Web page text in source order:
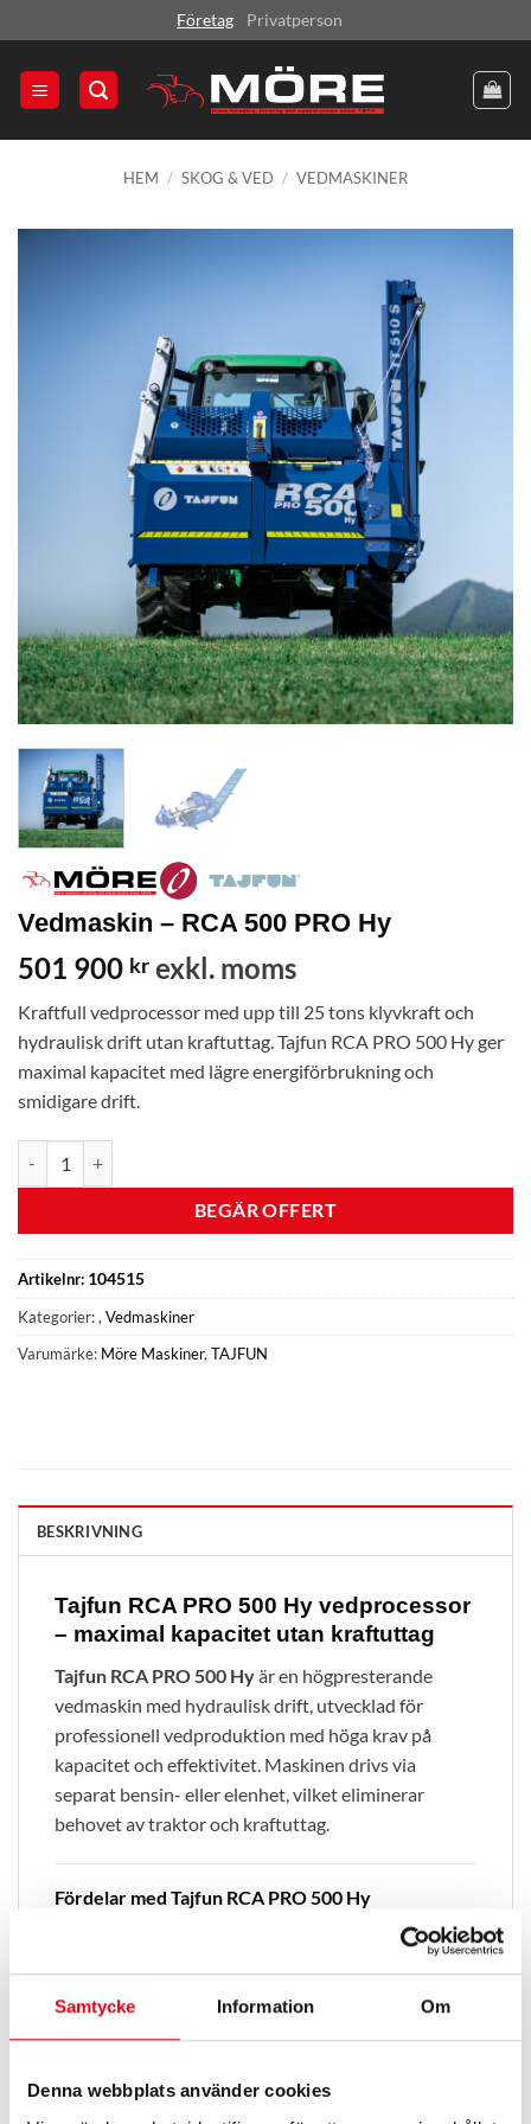
Samtycke Information Om
Denna webbplats använder cookies
to
content
Företag Privatperson
HEM / SKOG & VED / VEDMASKINER
Vedmaskin – RCA 500 PRO Hy
501 900 kr exkl. moms
Kraftfull vedprocessor med upp till 25 tons klyvkraft och
hydraulisk drift utan kraftuttag. Tajfun RCA PRO 500 Hy ger
maximal kapacitet med lägre energiförbrukning och
smidigare drift.
Vedmaskin - RCA 500 PRO Hy mängd
BEGÄR OFFERT
Artikelnr: 104515
Kategorier:, Vedmaskiner
Varumärke: Möre Maskiner, TAJFUN
BESKRIVNING
Tajfun RCA PRO 500 Hy vedprocessor
– maximal kapacitet utan kraftuttag
Tajfun RCA PRO 500 Hyär en högpresterande
vedmaskin med hydraulisk drift, utvecklad för
professionell vedproduktion med höga krav på
kapacitet och effektivitet. Maskinen drivs via
separat bensin- eller elenhet, vilket eliminerar
behovet av traktor och kraftuttag.
Fördelar med Tajfun RCA PRO 500 Hy
Upp till 25 tons klyvkraft (250 kN) med två
Hydraulisk drift utan PTO – mindre
energiförluster
(EP 5X)